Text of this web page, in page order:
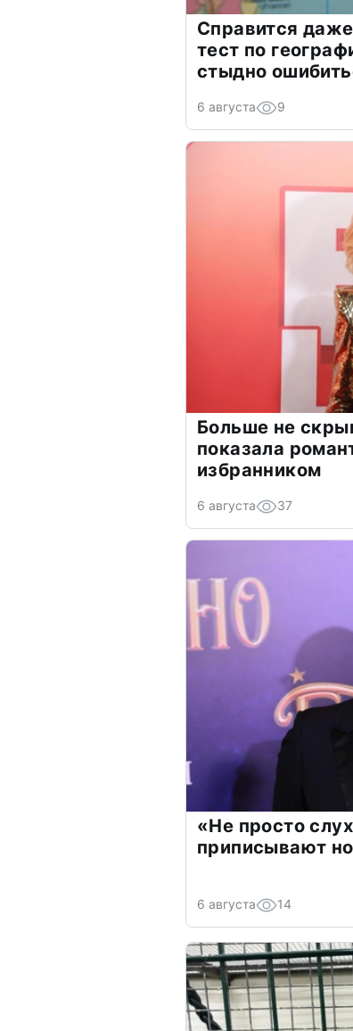
Справится
тест по
стыдно
6 августа 9
Больше не
показала
избранником
6 августа 37
«Не просто
приписывают
6 августа 14